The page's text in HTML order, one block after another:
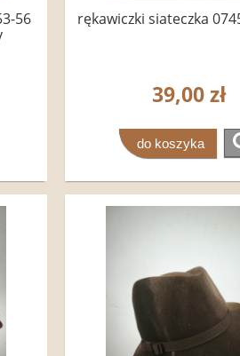
56
rękawiczki siateczka
39,00 zł
do koszyka